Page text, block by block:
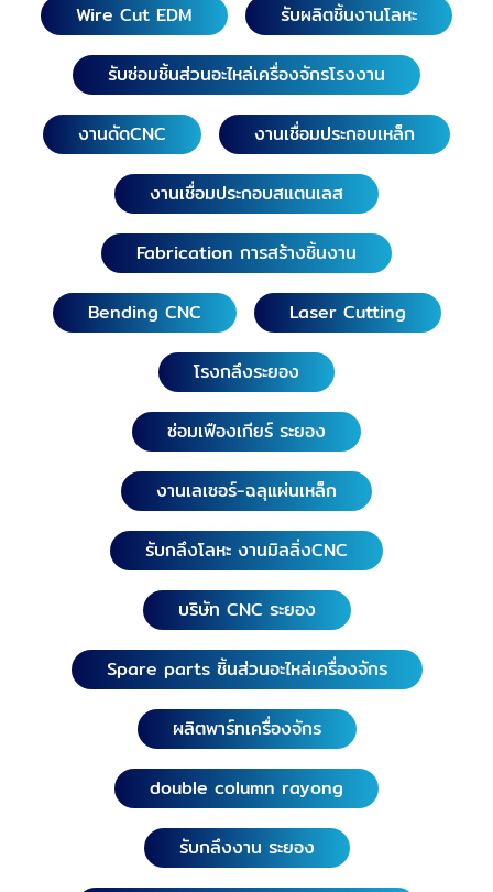
Wire Cut EDM รับผลิตชิ้นงานโลหะ
รับซ่อมชิ้นส่วนอะไหล่เครื่องจักรโรงงาน
งานดัดCNC งานเชื่อมประกอบเหล็ก
งานเชื่อมประกอบสแตนเลส
Fabrication การสร้างชิ้นงาน
Bending CNC Laser Cutting
โรงกลึงระยอง
ซ่อมเฟืองเกียร์ ระยอง
งานเลเซอร์-ฉลุแผ่นเหล็ก
รับกลึงโลหะ งานมิลลิ่งCNC
บริษัท CNC ระยอง
Spare parts ชิ้นส่วนอะไหล่เครื่องจักร
ผลิตพาร์ทเครื่องจักร
double column rayong
รับกลึงงาน ระยอง